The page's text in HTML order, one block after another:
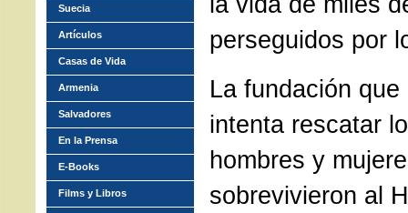
perseguidos por
La fundación
intenta rescatar
hombres y
sobrevivieron al
Suecia
Artículos
Casas de Vida
Armenia
Salvadores
En la Prensa
E-Books
Films y Libros